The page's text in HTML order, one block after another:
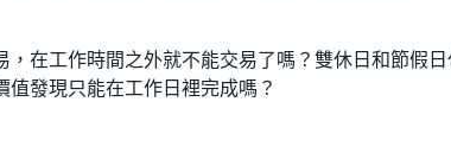
在工作時間之外就不能交易了嗎？雙休日和節假
發現只能在工作日裡完成嗎？